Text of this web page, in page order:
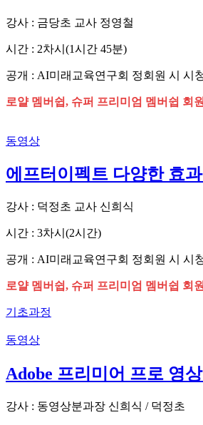
강사 : 금당초 교사 정영철
시간 : 2차시(1시간 45분)
공개 : AI미래교육연구회 정회원 시 시
로얄 멤버쉽, 슈퍼 프리미엄 멤버쉽 회
동영상
에프터이펙트 다양한 효
강사 : 덕정초 교사 신희식
시간 : 3차시(2시간)
공개 : AI미래교육연구회 정회원 시 시
로얄 멤버쉽, 슈퍼 프리미엄 멤버쉽 회
기초과정
동영상
Adobe 프리미어 프로 영
강사 : 동영상분과장 신희식 / 덕정초